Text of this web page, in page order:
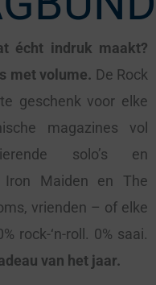
écht indruk maakt?
met volume. De Rock
geschenk voor elke
magazines vol
solo’s en
Iron Maiden en The
vrienden – of elke
rock-‘n-roll. 0% saai.
van het jaar.